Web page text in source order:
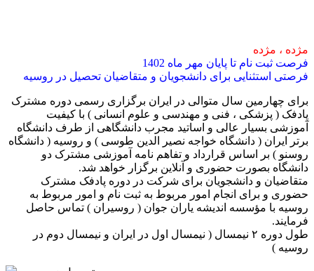
مژده ، مژده
فرصت ثبت نام تا پایان مهر ماه 1402
فرصتی استثنایی برای دانشجویان و متقاضیان تحصیل در روسیه
برای چهارمین سال متوالی در ایران برگزاری رسمی دوره مشترک
پادفک ( پزشکی ، فنی و مهندسی و علوم انسانی ) با کیفیت
آموزشی بسیار عالی و اساتید مجرب دانشگاهی از طرف دانشگاه
برتر ایران ( دانشگاه خواجه نصیر الدین طوسی ) و روسیه ( دانشگاه
روسنو ) بر اساس قرارداد و تفاهم نامه آموزشی مشترک دو
دانشگاه بصورت حضوری و آنلاین برگزار خواهد شد.
متقاضیان و دانشجویان برای شرکت در دوره پادفک مشترک
حضوری و برای انجام امور مربوط به ثبت نام و امور مربوط به
روسیه با مؤسسه اندیشه یاران جوان ( روسیران ) تماس حاصل
فرمایند.
طول دوره ۲ نیمسال ( نیمسال اول در ایران و نیمسال دوم در
روسیه )